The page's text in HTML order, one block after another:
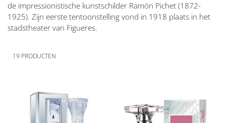
de impressionistische kunstschilder Ramón Pichet (1872-
1925). Zijn eerste tentoonstelling vond in 1918 plaats in het
stadstheater van Figueres.
19 PRODUCTEN
Voeg
Voeg